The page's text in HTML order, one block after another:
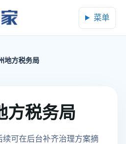
菜单
地方税务局
方税务局
续可在后台补齐治理方案摘